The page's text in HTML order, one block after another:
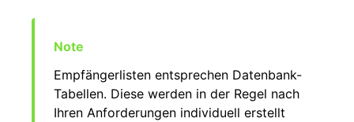
Empfängerlisten entsprechen Datenbank-
Tabellen. Diese werden in der Regel nach
Ihren Anforderungen individuell erstellt